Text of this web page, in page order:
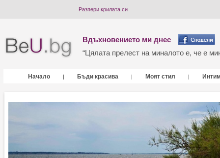
Разпери крилата си
Вдъхновението ми днес
“Цялата прелест на миналото е, че е
Начало | Бъди красива | Моят стил |